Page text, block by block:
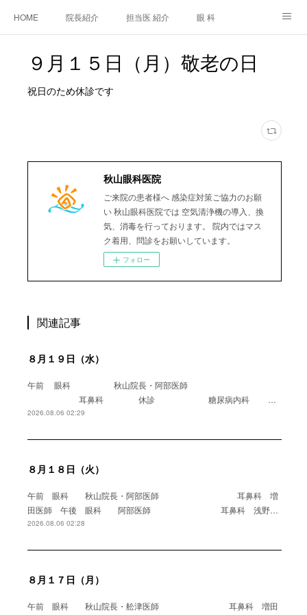
HOME 院長紹介 担当医 紹介 眼 科
アクセス ご相談・お問合せ
９月１５日（月）敬老の日
祝日のため休診です
秋山眼科医院
ご来院の患者様へ 感染症対策ご協力のお願
い 秋山眼科医院では 空気清浄機の導入、換
気、消毒を行っております。 院内ではマス
ク着用、問診をお願いしています。
フォロー
関連記事
８月１９日（水）
午前 眼科 秋山院長・阿部医師
耳鼻科 休診 糖尿病内科 …
2026.08.06 02:29
８月１８日（火）
午前 眼科 秋山院長・阿部医師 耳鼻科 増
田医師 午後 眼科 阿部医師 耳鼻科 浅野…
2026.08.06 02:28
８月１７日（月）
午前 眼科 秋山院長・舩津医師 耳鼻科 増田